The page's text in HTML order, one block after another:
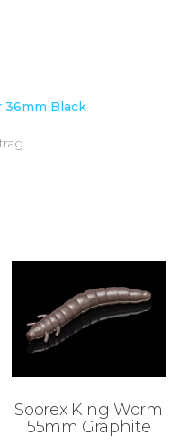
36mm Black
Soorex King Worm
55mm Graphite